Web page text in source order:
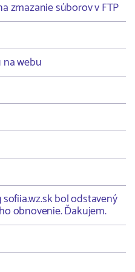
zmazanie súborov v FTP
webu
bol odstavený
obnovenie. Ďakujem.